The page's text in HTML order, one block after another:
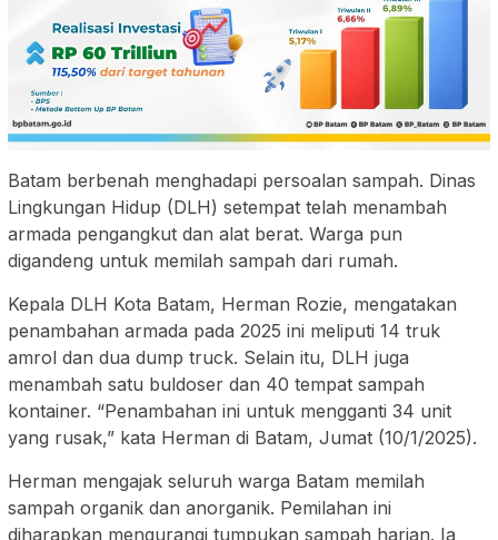
Batam berbenah menghadapi persoalan sampah. Dinas
Lingkungan Hidup (DLH) setempat telah menambah
armada pengangkut dan alat berat. Warga pun
digandeng untuk memilah sampah dari rumah.
Kepala DLH Kota Batam, Herman Rozie, mengatakan
penambahan armada pada 2025 ini meliputi 14 truk
amrol dan dua dump truck. Selain itu, DLH juga
menambah satu buldoser dan 40 tempat sampah
kontainer. “Penambahan ini untuk mengganti 34 unit
yang rusak,” kata Herman di Batam, Jumat (10/1/2025).
Herman mengajak seluruh warga Batam memilah
sampah organik dan anorganik. Pemilahan ini
diharapkan mengurangi tumpukan sampah harian. Ia